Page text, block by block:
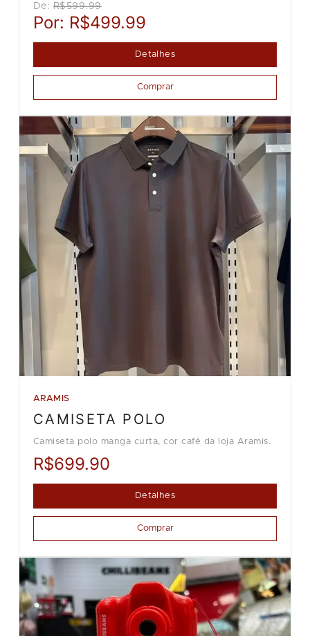
De: R$599.99
Por: R$499.99
Detalhes
Comprar
ARAMIS
CAMISETA POLO
Camiseta polo manga curta, cor café da loja Aramis.
R$699.90
Detalhes
Comprar